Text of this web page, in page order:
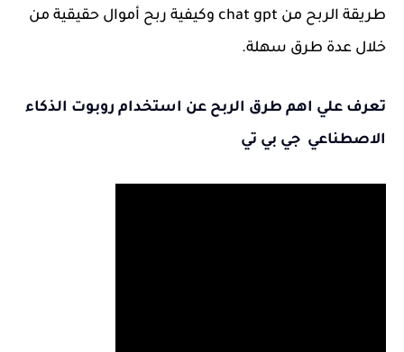
طريقة الربح من chat gpt وكيفية ربح أموال حقيقية من
خلال عدة طرق سهلة.
تعرف علي اهم طرق الربح عن استخدام روبوت الذكاء
الاصطناعي جي بي تي